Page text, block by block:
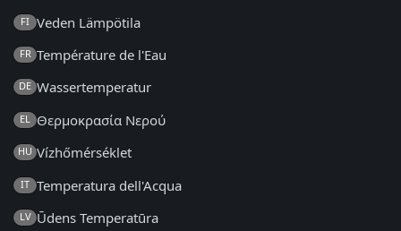
FI Veden Lämpötila
FR Température de l'Eau
DE Wassertemperatur
EL Θερμοκρασία Νερού
HU Vízhőmérséklet
IT Temperatura dell'Acqua
LV Ūdens Temperatūra